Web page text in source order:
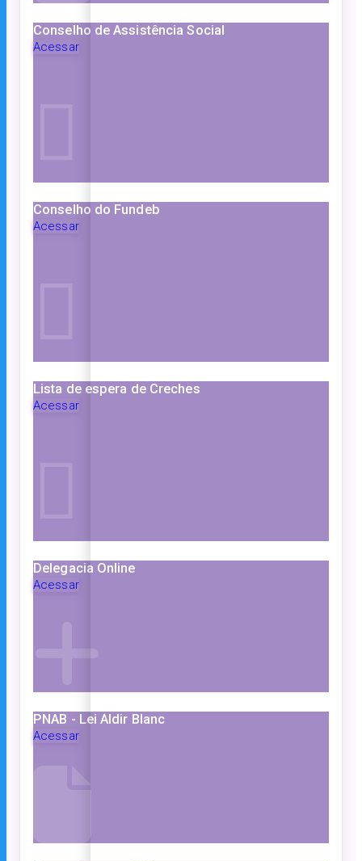
Conselho de Assistência Social
Acessar
Conselho do Fundeb
Acessar
Lista de espera de Creches
Acessar
Delegacia Online
Acessar
PNAB - Lei Aldir Blanc
Acessar